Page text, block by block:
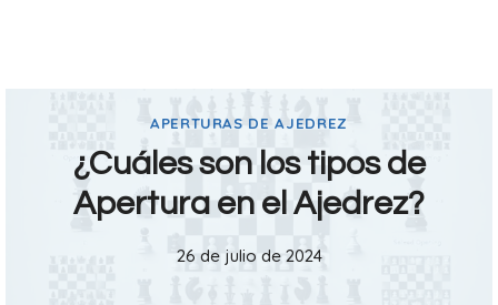
APERTURAS DE AJEDREZ
¿Cuáles son los tipos de
Apertura en el Ajedrez?
26 de julio de 2024